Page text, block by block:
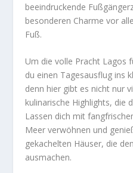
beeindruckende
besonderen Charme vor
Fuß.
Um die volle Pracht Lagos
du einen Tagesausflug ins
denn hier gibt es nicht nur
kulinarische Highlights, die
Lassen dich mit
Meer verwöhnen und
gekachelten Häuser, die
ausmachen.